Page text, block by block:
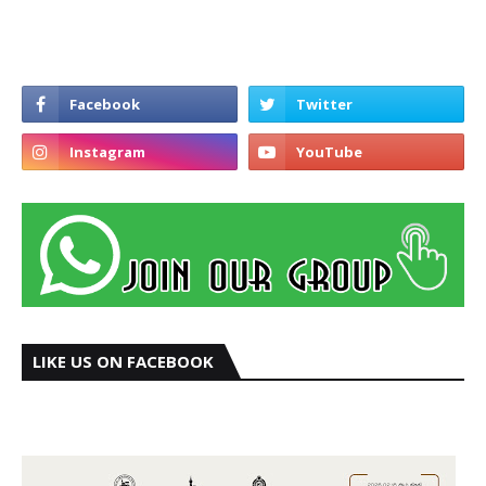
LIKE US ON FACEBOOK